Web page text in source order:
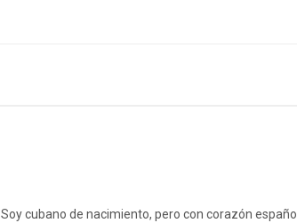
Soy cubano de nacimiento, pero con corazón español